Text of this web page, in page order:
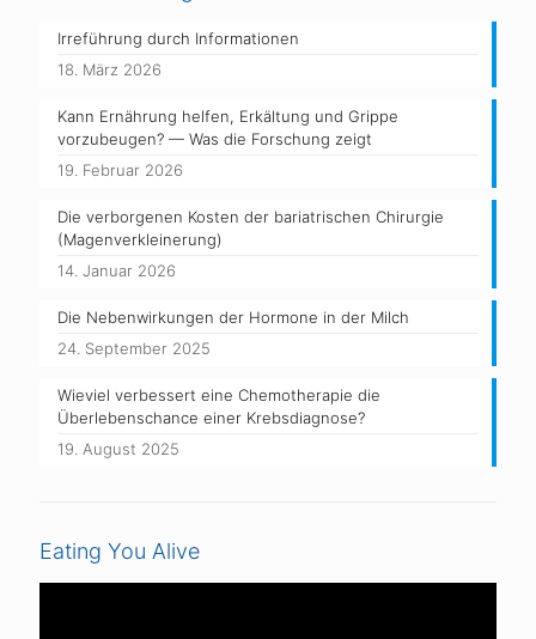
Irreführung durch Informationen
18. März 2026
Kann Ernährung helfen, Erkältung und Grippe
vorzubeugen? — Was die Forschung zeigt
19. Februar 2026
Die verborgenen Kosten der bariatrischen Chirurgie
(Magenverkleinerung)
14. Januar 2026
Die Nebenwirkungen der Hormone in der Milch
24. September 2025
Wieviel verbessert eine Chemotherapie die
Überlebenschance einer Krebsdiagnose?
19. August 2025
Eating You Alive